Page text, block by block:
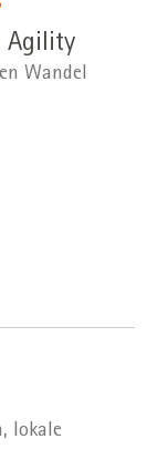
Agility
Wandel
lokale